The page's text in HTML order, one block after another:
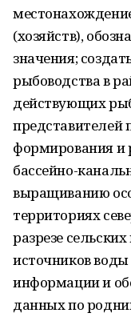
(хозяйств),
значения;
рыбоводства в
действующих
представителей
формирования и
бассейно-
выращиванию
территориях
разрезе
источников
информации и
данных по